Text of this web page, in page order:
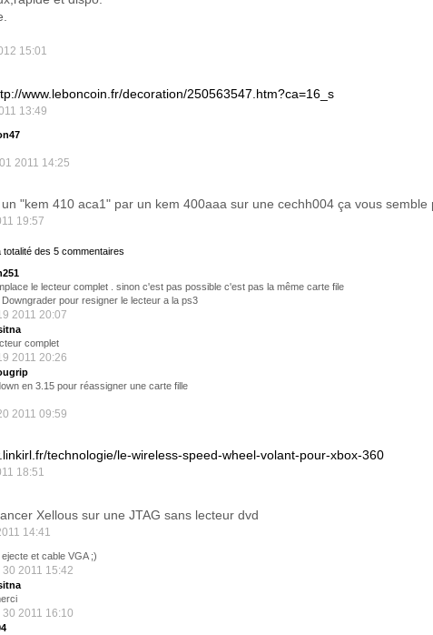
15:01
www.leboncoin.fr/decoration/250563547.htm?ca=16_s
13:49
2011 14:25
"kem 410 aca1" par un kem 400aaa sur une cechh004 ça vous semble
19:57
totalité des 5 commentaires
le lecteur complet . sinon c'est pas possible c'est pas la même carte file
Downgrader pour resigner le lecteur a la ps3
2011 20:07
complet
2011 20:26
en 3.15 pour réassigner une carte fille
2011 09:59
technologie/le-wireless-speed-wheel-volant-pour-xbox-360
18:51
Xellous sur une JTAG sans lecteur dvd
14:41
et cable VGA ;)
30 2011 15:42
30 2011 16:10